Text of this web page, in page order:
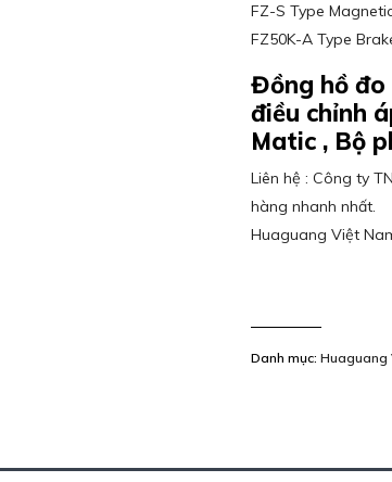
FZ-S Type
FZ50K-A Type
Đồng hồ đo
điều chỉnh
Matic , Bộ
Liên hệ : Công ty
hàng nhanh nhất.
Huaguang Việt
Danh mục:Huaguang